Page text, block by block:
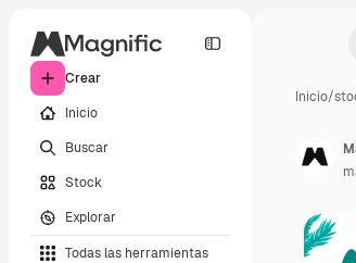
Crear
Inicio
Buscar
Stock
Explorar
Todas las herramientas
Inicio/